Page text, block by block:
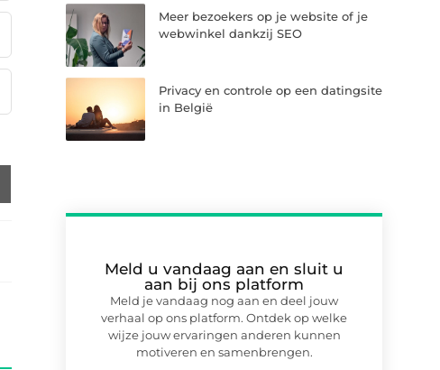
Meer bezoekers op je website of je
webwinkel dankzij SEO
Privacy en controle op een datingsite
in België
Meld u vandaag aan en sluit u
aan bij ons platform
Meld je vandaag nog aan en deel jouw
verhaal op ons platform. Ontdek op welke
wijze jouw ervaringen anderen kunnen
motiveren en samenbrengen.